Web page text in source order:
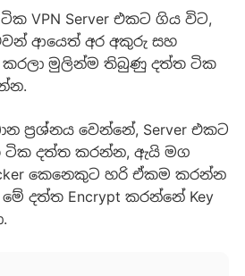
VPN Server එකට ගිය විට,
ආයෙත් අර අකුරු සහ
කරලා මුලින්ම තිබුණු දත්ත ටික
ප්‍රශ්නය වෙන්නේ, Server එකට
ටික දත්ත කරන්න, ඇයි මග
කෙනෙකුට හරි ඒකම කරන්න
දත්ත Encrypt කරන්නේ Key